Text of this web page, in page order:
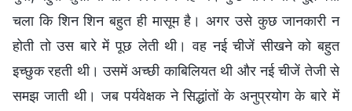
चला कि शिन शिन बहुत ही मासूम है। अगर उसे कुछ जानकारी न
होती तो उस बारे में पूछ लेती थी। वह नई चीजें सीखने को बहुत
इच्छुक रहती थी। उसमें अच्छी काबिलियत थी और नई चीजें तेजी से
समझ जाती थी। जब पर्यवेक्षक ने सिद्धांतों के अनुप्रयोग के बारे में